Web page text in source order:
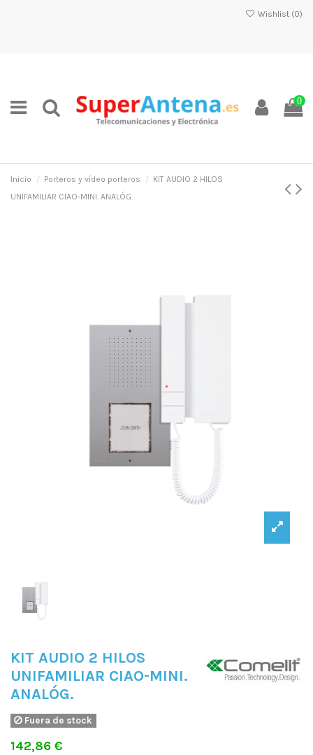
Wishlist (0)
0
Inicio Porteros y vídeo porteros
KIT AUDIO 2 HILOS
UNIFAMILIAR CIAO-MINI. ANALÓG.
KIT AUDIO 2 HILOS
UNIFAMILIAR CIAO-MINI.
ANALÓG.
Fuera de stock
142,86 €